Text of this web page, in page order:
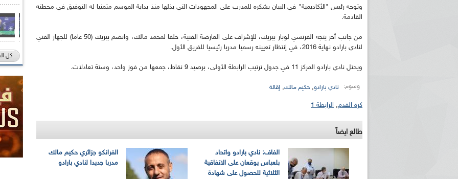
وتوجه رئيس "الأكاديمية" في البيان بشكره للمدرب على المجهودات التي بذلها منذ بداية الموسم متمنيا له التوفيق في محطته
القادمة.
من جانب أخر يتجه الفرنسي لوبار بيريك، للإشراف على العارضة الفنية، خلفا لمحمد مالك، وانضم بيريك (50 عاما) للجهاز الفني
لنادي بارادو نهاية 2016، في إنتظار تعيينه رسميا مدربا رئيسيا للفريق الأول.
ويحتل نادي بارادو المركز 11 في جدول ترتيب الرابطة الأولى، برصيد 9 نقاط، جمعها من فوز واحد، وستة تعادلات.
وسوم: نادي بارادو, حكيم مالك, إقالة
كرة القدم, الرابطة 1
طالع ايضاً
الفرانكو جزائري حكيم مالك
مدربا جديدا لنادي بارادو
الفاف: نادي بارادو واتحاد
بلعباس يوقعان على الاتفاقية
الثلاثية للحصول على شهادة
كل